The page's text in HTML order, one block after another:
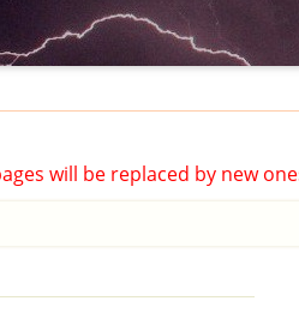
will be replaced by new